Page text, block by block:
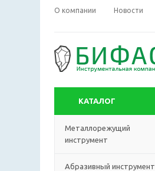
О компании Новости
КАТАЛОГ
Металлорежущий
инструмент
Абразивный инструмент